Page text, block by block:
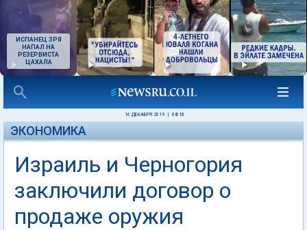
ИСПАНЕЦ ЗРЯ
НАПАЛ НА
РЕЗЕРВИСТА
ЦАХАЛА
16 ДЕКАБРЯ 2019 08:10
ЭКОНОМИКА
Израиль и Черногория
заключили договор о
продаже оружия